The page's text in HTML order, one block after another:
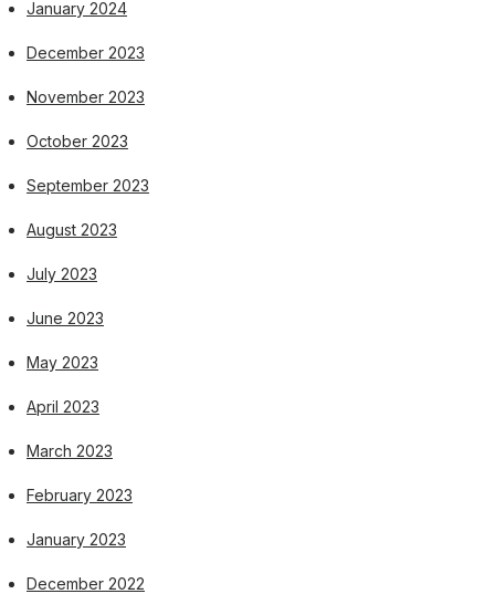
January 2024
December 2023
November 2023
October 2023
September 2023
August 2023
July 2023
June 2023
May 2023
April 2023
March 2023
February 2023
January 2023
December 2022